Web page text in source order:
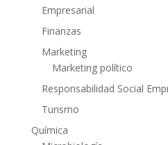
Empresarial
Finanzas
Marketing
Marketing político
Responsabilidad Social
Turismo
Química